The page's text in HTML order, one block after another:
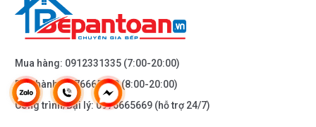
Mua hàng: 0912331335 (7:00-20:00)
Bảo hành:0976665669(8:00-20:00)
Công trình/Đại lý:0976665669 (hỗ trợ 24/7)